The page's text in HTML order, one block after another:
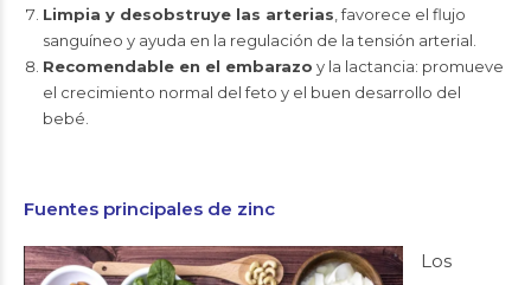
Limpia y desobstruye las arterias, favorece el flujo
sanguíneo y ayuda en la regulación de la tensión arterial.
Recomendable en el embarazo y la lactancia: promueve
el crecimiento normal del feto y el buen desarrollo del
bebé.
Fuentes principales de zinc
Los